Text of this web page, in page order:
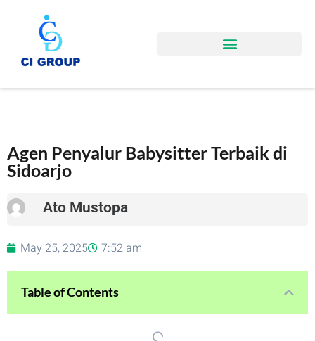
Agen Penyalur Babysitter Terbaik di
Sidoarjo
Ato Mustopa
May 25, 2025 7:52 am
Table of Contents